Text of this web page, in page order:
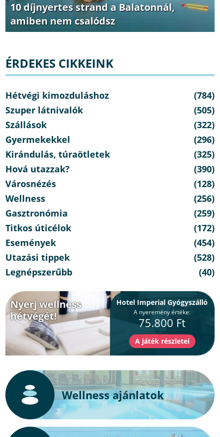
10 díjnyertes strand a Balatonnál,
amiben nem csalódsz
ÉRDEKES CIKKEINK
Hétvégi kimozduláshoz
(784)
Szuper látnivalók
(505)
Szállások
(322)
Gyermekekkel
(296)
Kirándulás, túraötletek
(325)
Hová utazzak?
(390)
Városnézés
(128)
Wellness
(256)
Gasztronómia
(259)
Titkos úticélok
(172)
Események
(454)
Utazási tippek
(528)
Legnépszerűbb
(40)
Nyerj wellness
hétvégét!
Hotel Imperial Gyógyszálló
A nyeremény értéke:
75.800 Ft
Wellness ajánlatok